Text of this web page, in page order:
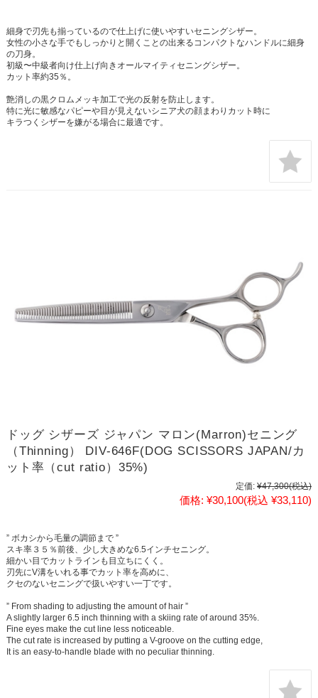
細身で刃先も揃っているので仕上げに使いやすいセニングシザー。
女性の小さな手でもしっかりと開くことの出来るコンパクトなハンドルに細身
の刀身。
初級〜中級者向け仕上げ向きオールマイティセニングシザー。
カット率約35％。
艶消しの黒クロムメッキ加工で光の反射を防止します。
特に光に敏感なパピーや目が見えないシニア犬の顔まわりカット時に
キラつくシザーを嫌がる場合に最適です。
ドッグ シザーズ ジャパン マロン(Marron)セニング
（Thinning） DIV-646F(DOG SCISSORS JAPAN/カ
ット率（cut ratio）35%)
定価: ¥47,300(税込)
価格: ¥30,100(税込 ¥33,110)
” ボカシから毛量の調節まで ”
スキ率３５％前後、少し大きめな6.5インチセニング。
細かい目でカットラインも目立ちにくく。
刃先にV溝をいれる事でカット率を高めに、
クセのないセニングで扱いやすい一丁です。
” From shading to adjusting the amount of hair ”
A slightly larger 6.5 inch thinning with a skiing rate of around 35%.
Fine eyes make the cut line less noticeable.
The cut rate is increased by putting a V-groove on the cutting edge,
It is an easy-to-handle blade with no peculiar thinning.